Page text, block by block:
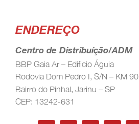
ENDEREÇO
Centro de Distribuíção/ADM
BBP Gaia Ar – Edificio Águia
Rodovia Dom Pedro I, S/N – KM 90
Bairro do Pinhal, Jarinu – SP
CEP: 13242-631